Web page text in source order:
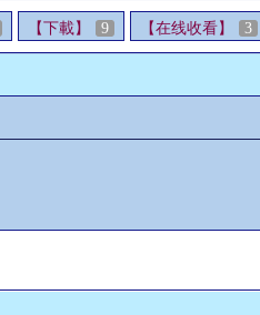
【下載】 9 【在线收看】 3